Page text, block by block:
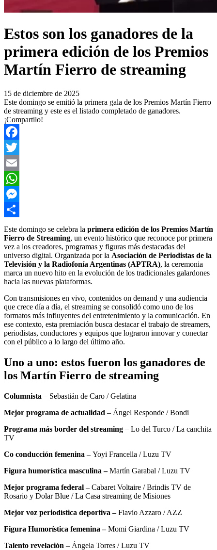
Estos son los ganadores de la
primera edición de los Premios
Martín Fierro de streaming
15 de diciembre de 2025
Este domingo se emitió la primera gala de los Premios Martín Fierro
de streaming y este es el listado completado de ganadores.
¡Compartilo!
Facebook
Twitter
Email
WhatsApp
Messenger
Compartir
Este domingo se celebra la primera edición de los Premios Martín
Fierro de Streaming, un evento histórico que reconoce por primera
vez a los creadores, programas y figuras más destacadas del
universo digital. Organizada por la Asociación de Periodistas de la
Televisión y la Radiofonía Argentinas (APTRA), la ceremonia
marca un nuevo hito en la evolución de los tradicionales galardones
hacia las nuevas plataformas.
Con transmisiones en vivo, contenidos on demand y una audiencia
que crece día a día, el streaming se consolidó como uno de los
formatos más influyentes del entretenimiento y la comunicación. En
ese contexto, esta premiación busca destacar el trabajo de streamers,
periodistas, conductores y equipos que lograron innovar y conectar
con el público a lo largo del último año.
Uno a uno: estos fueron los ganadores de
los Martín Fierro de streaming
Columnista – Sebastián de Caro / Gelatina
Mejor programa de actualidad – Ángel Responde / Bondi
Programa más border del streaming – Lo del Turco / La canchita
TV
Co conducción femenina –Yoyi Francella / Luzu TV
Figura humorística masculina –Martín Garabal / Luzu TV
Mejor programa federal –Cabaret Voltaire / Brindis TV de
Rosario y Dolar Blue / La Casa streaming de Misiones
Mejor voz periodística deportiva –Flavio Azzaro / AZZ
Figura Humorística femenina –Momi Giardina / Luzu TV
Talento revelación – Ángela Torres / Luzu TV